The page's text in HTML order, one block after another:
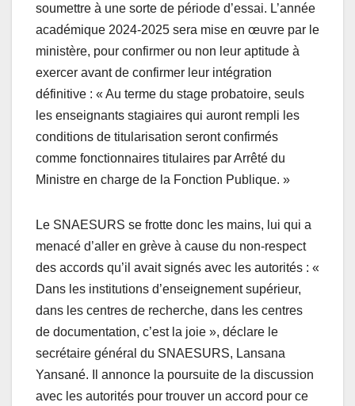
soumettre à une sorte de période d’essai. L’année
académique 2024-2025 sera mise en œuvre par le
ministère, pour confirmer ou non leur aptitude à
exercer avant de confirmer leur intégration
définitive : « Au terme du stage probatoire, seuls
les enseignants stagiaires qui auront rempli les
conditions de titularisation seront confirmés
comme fonctionnaires titulaires par Arrêté du
Ministre en charge de la Fonction Publique. »
Le SNAESURS se frotte donc les mains, lui qui a
menacé d’aller en grève à cause du non-respect
des accords qu’il avait signés avec les autorités : «
Dans les institutions d’enseignement supérieur,
dans les centres de recherche, dans les centres
de documentation, c’est la joie », déclare le
secrétaire général du SNAESURS, Lansana
Yansané. Il annonce la poursuite de la discussion
avec les autorités pour trouver un accord pour ce